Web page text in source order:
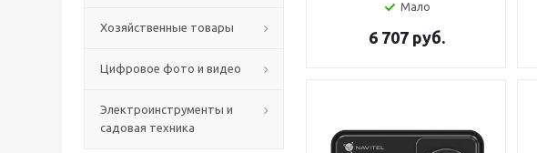
Хозяйственные товары
Цифровое фото и видео
Электроинструменты и
садовая техника
Мало
6 707 руб.